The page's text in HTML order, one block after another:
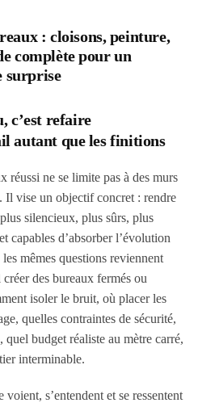
: cloisons, peinture,
complète pour un
surprise
c’est refaire
autant que les finitions
réussi ne se limite pas à des murs
Il vise un objectif concret : rendre
silencieux, plus sûrs, plus
capables d’absorber l’évolution
mêmes questions reviennent
des bureaux fermés ou
isoler le bruit, où placer les
quelles contraintes de sécurité,
quel budget réaliste au mètre carré,
interminable.
s’entendent et se ressentent